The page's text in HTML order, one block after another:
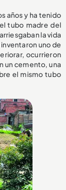
años y ha tenido
tubo madre del
la vida
uno de
ocurrieron
un cemento, una
el mismo tubo